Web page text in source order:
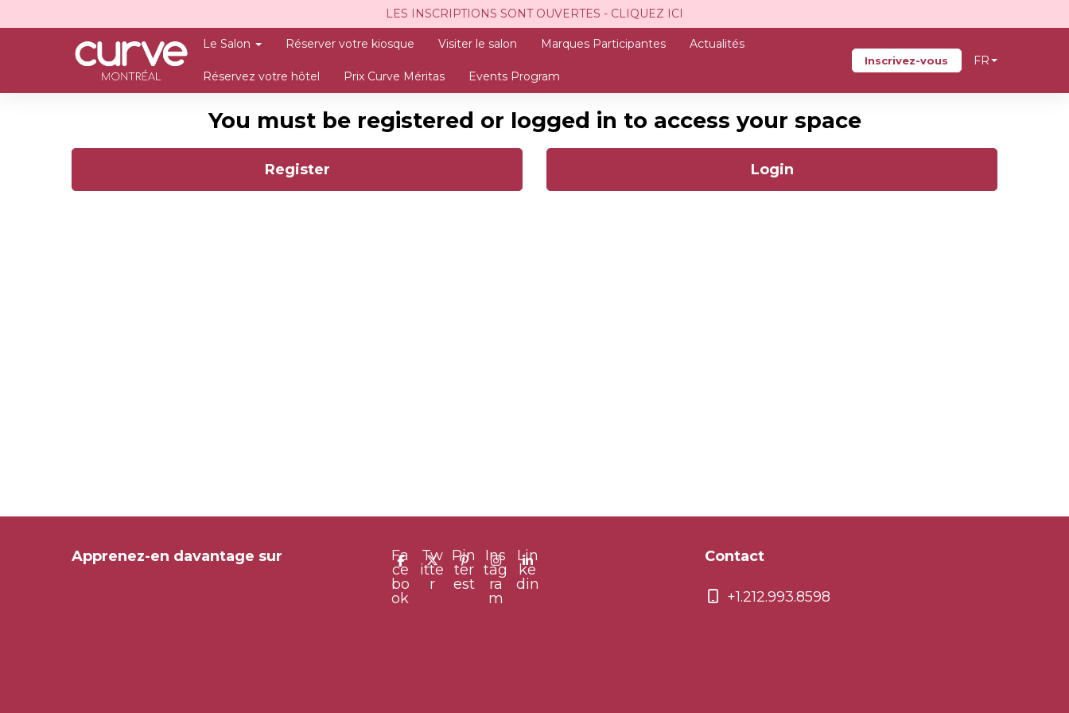
LES INSCRIPTIONS SONT OUVERTES - CLIQUEZ ICI
Le Salon Réserver votre kiosque Visiter le salon Marques Participantes Actualités
Réservez votre hôtel Prix Curve Méritas Events Program
Inscrivez-vous FR
You must be registered or logged in to access your space
Register Login
Apprenez-en davantage sur
Fa
ce
bo
ok
Tw
itte
r
Pin
ter
est
Ins
tag
ra
m
Lin
ke
din
Contact
+1.212.993.8598